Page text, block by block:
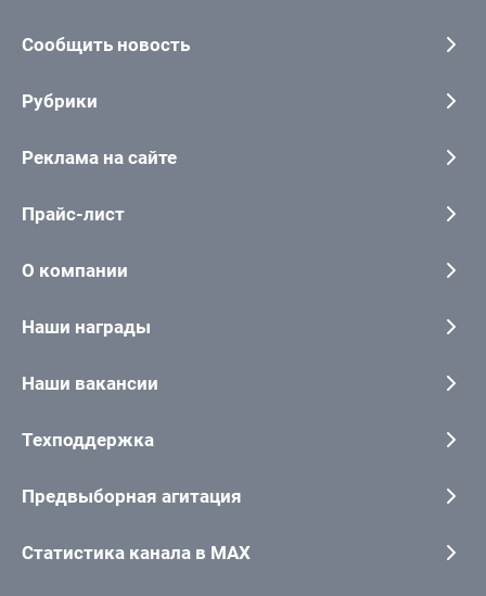
Сообщить новость
Рубрики
Реклама на сайте
Прайс-лист
О компании
Наши награды
Наши вакансии
Техподдержка
Предвыборная агитация
Статистика канала в MAX